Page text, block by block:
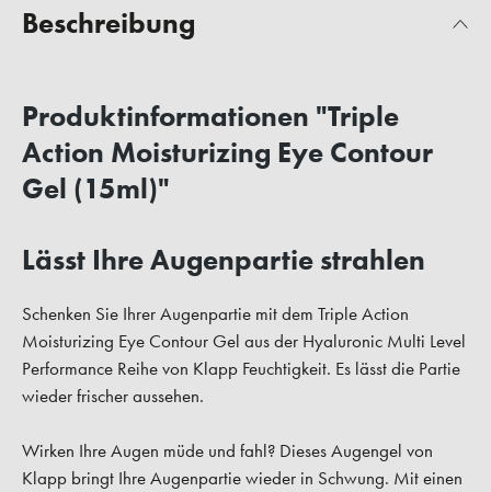
Beschreibung
Produktinformationen "Triple
Action Moisturizing Eye Contour
Gel (15ml)"
Lässt Ihre Augenpartie strahlen
Schenken Sie Ihrer Augenpartie mit dem Triple Action
Moisturizing Eye Contour Gel aus der Hyaluronic Multi Level
Performance Reihe von Klapp Feuchtigkeit. Es lässt die Partie
wieder frischer aussehen.
Wirken Ihre Augen müde und fahl? Dieses Augengel von
Klapp bringt Ihre Augenpartie wieder in Schwung. Mit einen